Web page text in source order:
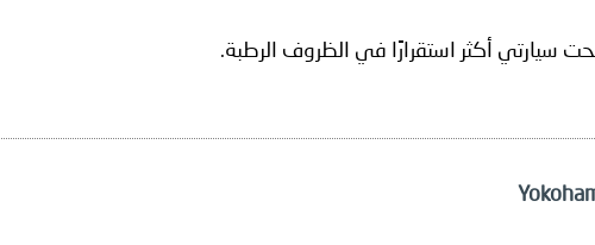
سيارتي أكثر استقرارًا في الظروف الرطبة.